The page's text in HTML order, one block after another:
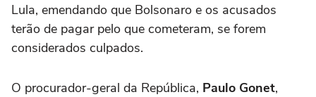
Lula, emendando que Bolsonaro e os acusados
terão de pagar pelo que cometeram, se forem
considerados culpados.
O procurador-geral da República, Paulo Gonet,